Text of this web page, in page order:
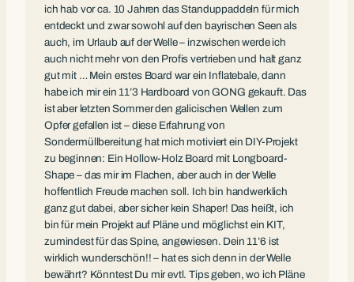
ich hab vor ca. 10 Jahren das Standuppaddeln für mich
entdeckt und zwar sowohl auf den bayrischen Seen als
auch, im Urlaub auf der Welle – inzwischen werde ich
auch nicht mehr von den Profis vertrieben und halt ganz
gut mit … Mein erstes Board war ein Inflatebale, dann
habe ich mir ein 11’3 Hardboard von GONG gekauft. Das
ist aber letzten Sommer den galicischen Wellen zum
Opfer gefallen ist – diese Erfahrung von
Sondermüllbereitung hat mich motiviert ein DIY-Projekt
zu beginnen: Ein Hollow-Holz Board mit Longboard-
Shape – das mir im Flachen, aber auch in der Welle
hoffentlich Freude machen soll. Ich bin handwerklich
ganz gut dabei, aber sicher kein Shaper! Das heißt, ich
bin für mein Projekt auf Pläne und möglichst ein KIT,
zumindest für das Spine, angewiesen. Dein 11’6 ist
wirklich wunderschön!! – hat es sich denn in der Welle
bewährt? Könntest Du mir evtl. Tips geben, wo ich Pläne